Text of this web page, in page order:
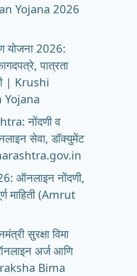
Yojana 2026
योजना 2026:
पात्रता
| Krushi
नोंदणी व
सेवा, डॉक्युमेंट
ऑनलाइन नोंदणी,
माहिती (Amrut
सुरक्षा विमा
अर्ज आणि
Bima